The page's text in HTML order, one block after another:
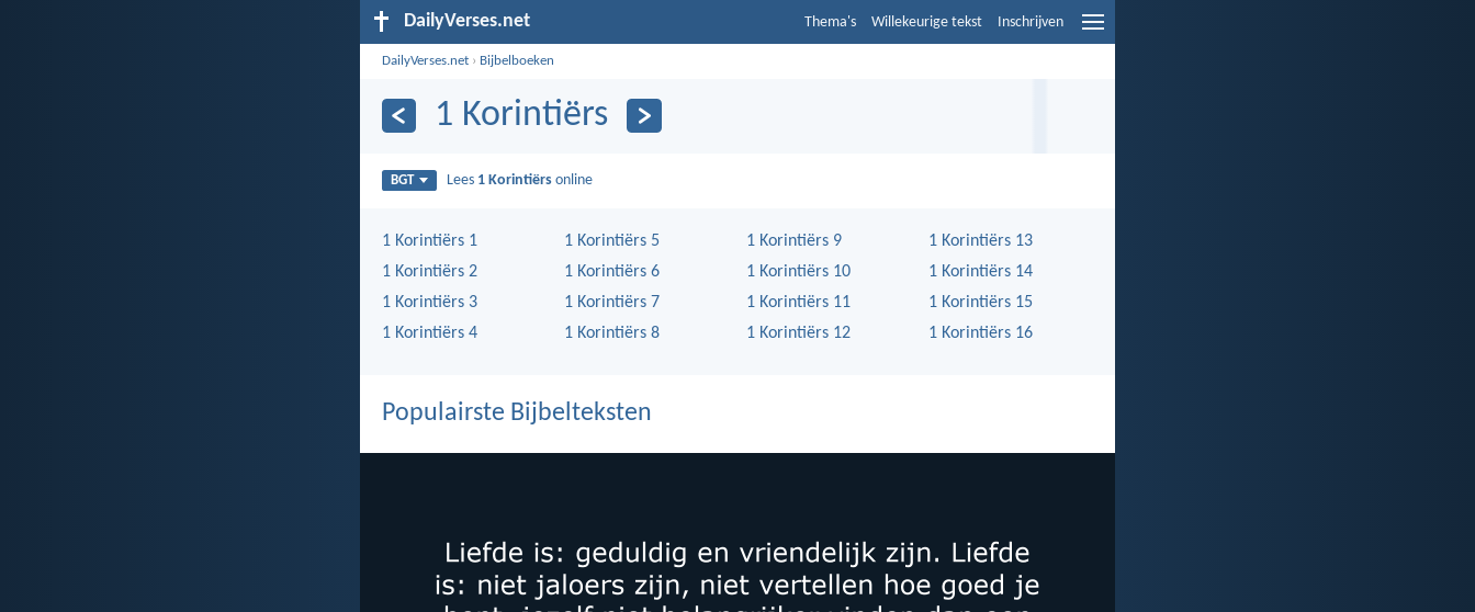
DailyVerses.net Thema's Willekeurige tekst Inschrijven
DailyVerses.net › Bijbelboeken
1 Korintiërs
BGT Lees 1 Korintiërs online
1 Korintiërs 1
1 Korintiërs 2
1 Korintiërs 3
1 Korintiërs 4
1 Korintiërs 5
1 Korintiërs 6
1 Korintiërs 7
1 Korintiërs 8
1 Korintiërs 9
1 Korintiërs 10
1 Korintiërs 11
1 Korintiërs 12
1 Korintiërs 13
1 Korintiërs 14
1 Korintiërs 15
1 Korintiërs 16
Populairste Bijbelteksten